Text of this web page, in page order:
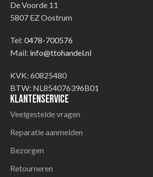
De Voorde 11
5807 EZ Oostrum
Tel: 0478-700576
Mail: info@ttohandel.nl
KVK: 60825480
BTW: NL854076396B01
Klantenservice
Veelgestelde vragen
Reparatie aanmelden
Bezorgen
Retourneren